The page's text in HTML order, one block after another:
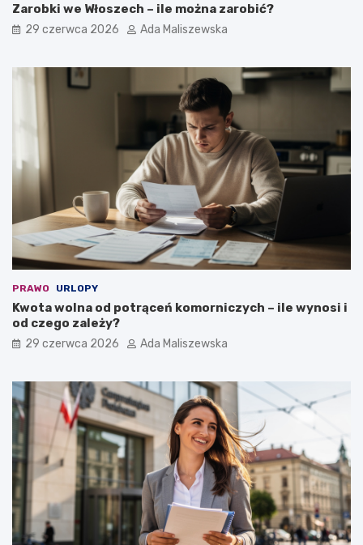
Zarobki we Włoszech – ile można zarobić?
29 czerwca 2026 Ada Maliszewska
PRAWO URLOPY
Kwota wolna od potrąceń komorniczych – ile wynosi i
od czego zależy?
29 czerwca 2026 Ada Maliszewska